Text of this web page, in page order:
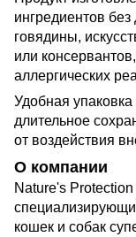
ингредиентов
говядины,
или
аллергических
Удобная упаковка
длительное
от воздействия
О компании
Nature's
кошек и собак